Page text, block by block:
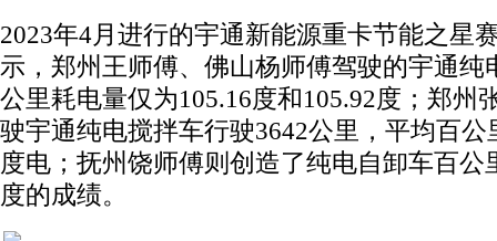
2023年4月进行的宇通新能源重卡节能之星
示，郑州王师傅、佛山杨师傅驾驶的宇通纯
公里耗电量仅为105.16度和105.92度；郑州
驶宇通纯电搅拌车行驶3642公里，平均百公
度电；抚州饶师傅则创造了纯电自卸车百公
度的成绩。